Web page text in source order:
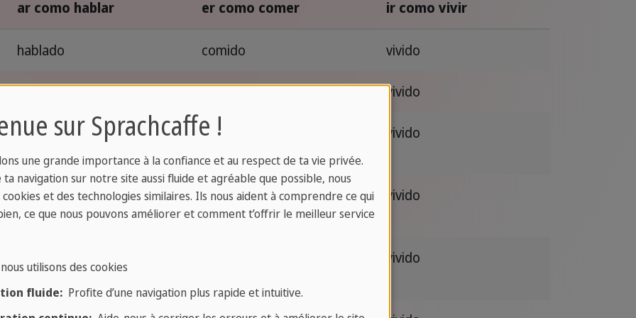
ar como hablar
er como comer
ir como vivir
hablado comido vivido
hablado comido vivido
hablado comido vivido
hablado comido vivido
vivido
sur Sprachcaffe !
une grande importance à la confiance et au respect de ta vie privée.
navigation sur notre site aussi fluide et agréable que possible, nous
cookies et des technologies similaires. Ils nous aident à comprendre ce qui
ce que nous pouvons améliorer et comment t’offrir le meilleur service
utilisons des cookies
fluide:Profite d’une navigation plus rapide et intuitive.